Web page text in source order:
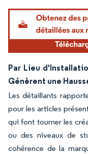
Par Lieu
Génèrent une
Les détaillants
pour les articles
qui font tourner les
ou des niveaux de
cohérence de la